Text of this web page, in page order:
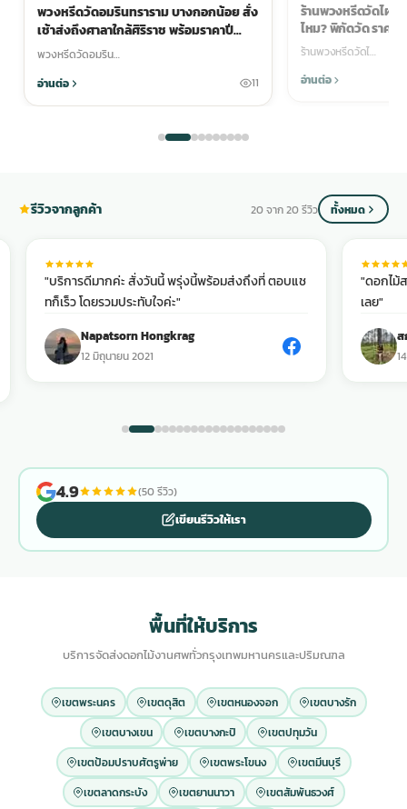
พวงหรีดวัดอมรินทราราม บางกอกน้อย สั่ง
เช้าส่งถึงศาลาใกล้ศิริราช พร้อมราคาปี
2569
พวงหรีดวัดอมริน…
อ่านต่อ
11
ร้านพวงหรีดวัดไผ่
ไหม? พิกัดวัด ราคา
ร้านพวงหรีดวัดไ…
อ่านต่อ
รีวิวจากลูกค้า 20 จาก 20 รีวิว ทั้งหมด
"บริการดีมากค่ะ สั่งวันนี้ พรุ่งนี้พร้อมส่งถึงที่ ตอบแช
ทก็เร็ว โดยรวมประทับใจค่ะ"
Napatsorn Hongkrag
12 มิถุนายน 2021
"ดอกไม้
เลย"
ส
4.9 (50 รีวิว)
เขียนรีวิวให้เรา
พื้นที่ให้บริการ
บริการจัดส่งดอกไม้งานศพทั่วกรุงเทพมหานครและปริมณฑล
เขตพระนคร เขตดุสิต เขตหนองจอก
เขตบางรัก
เขตบางเขน
เขตบางกะปิ
เขตปทุมวัน
เขตป้อมปราบศัตรูพ่าย
เขตพระโขนง
เขตมีนบุรี
เขตลาดกระบัง
เขตยานนาวา เขตสัมพันธวงศ์